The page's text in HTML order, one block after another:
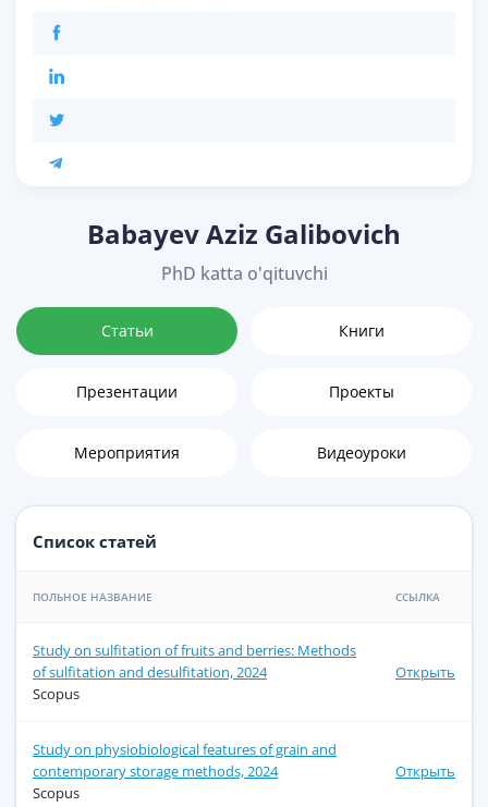
Babayev Aziz Galibovich
PhD katta o'qituvchi
Статьи Книги
Презентации Проекты
Мероприятия Видеоуроки
Список статей
ПОЛЬНОЕ НАЗВАНИЕ ССЫЛКА
Study on sulfitation of fruits and berries: Methods
of sulfitation and desulfitation, 2024
Scopus
Открыть
Study on physiobiological features of grain and
contemporary storage methods, 2024
Scopus
Открыть